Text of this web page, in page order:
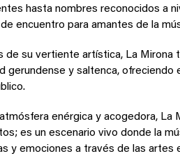
hasta nombres reconocidos a
encuentro para amantes de la
de su vertiente artística, La Mirona
gerundense y saltenca,
enérgica y acogedora, La
es un escenario vivo donde la
y emociones a través de las artes